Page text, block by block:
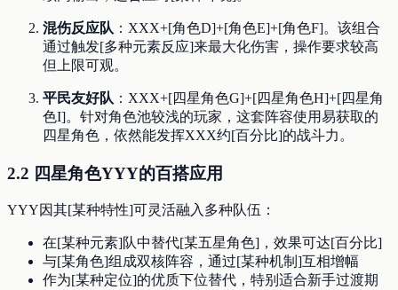
混伤反应队 ：XXX+[角色D]+[角色E]+[角色F]。该组合
通过触发[多种元素反应]来最大化伤害，操作要求较高
但上限可观。
平民友好队 ：XXX+[四星角色G]+[四星角色H]+[四星角
色I]。针对角色池较浅的玩家，这套阵容使用易获取的
四星角色，依然能发挥XXX约[百分比]的战斗力。
2.2 四星角色YYY的百搭应用
YYY因其[某种特性]可灵活融入多种队伍：
在[某种元素]队中替代[某五星角色]，效果可达[百分比]
与[某角色]组成双核阵容，通过[某种机制]互相增幅
作为[某种定位]的优质下位替代，特别适合新手过渡期